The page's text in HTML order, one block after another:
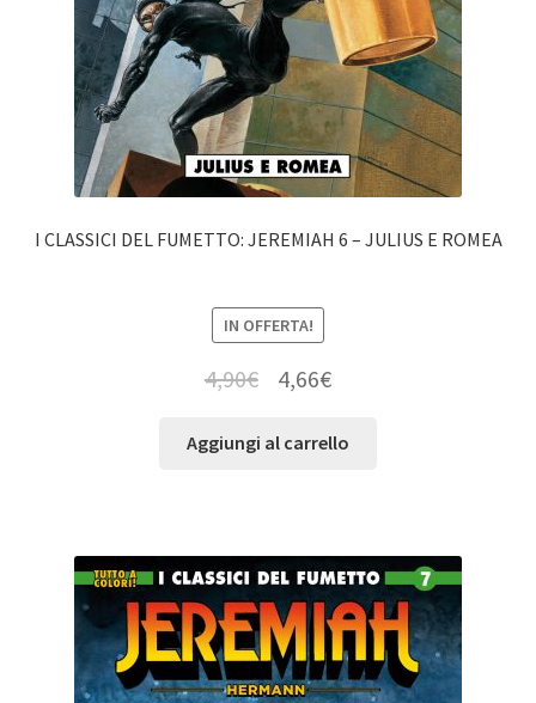
I CLASSICI DEL FUMETTO: JEREMIAH 6 – JULIUS E ROMEA
IN OFFERTA!
4,90€ 4,66€
Aggiungi al carrello